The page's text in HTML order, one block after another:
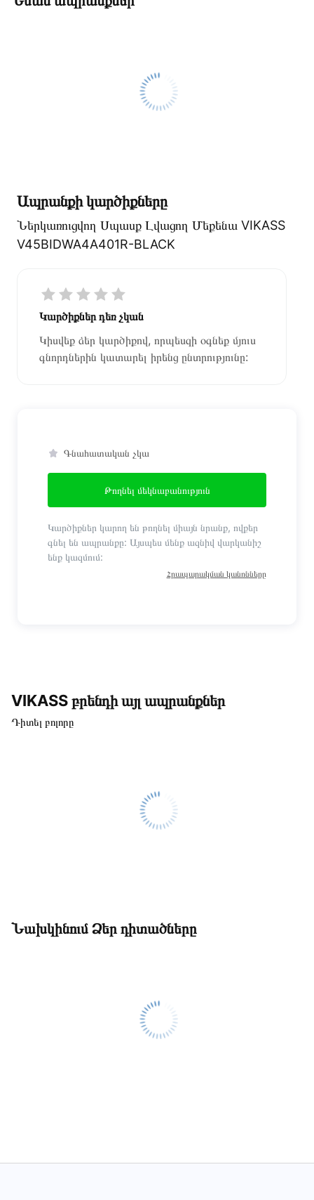
Ապրանքի կարծիքները
Ներկառուցվող Սպասք Լվացող Մեքենա VIKASS
V45BIDWA4A401R-BLACK
Կարծիքներ դեռ չկան
Կիսվեք ձեր կարծիքով, որպեսզի օգնեք մյուս
գնորդներին կատարել իրենց ընտրությունը:
Գնահատական չկա
Թողնել մեկնաբանություն
Կարծիքներ կարող են թողնել միայն նրանք, ովքեր
գնել են ապրանքը: Այսպես մենք ազնիվ վարկանիշ
ենք կազմում:
Հրապարակման կանոնները
VIKASS բրենդի այլ ապրանքներ
Դիտել բոլորը
Նախկինում Ձեր դիտածները